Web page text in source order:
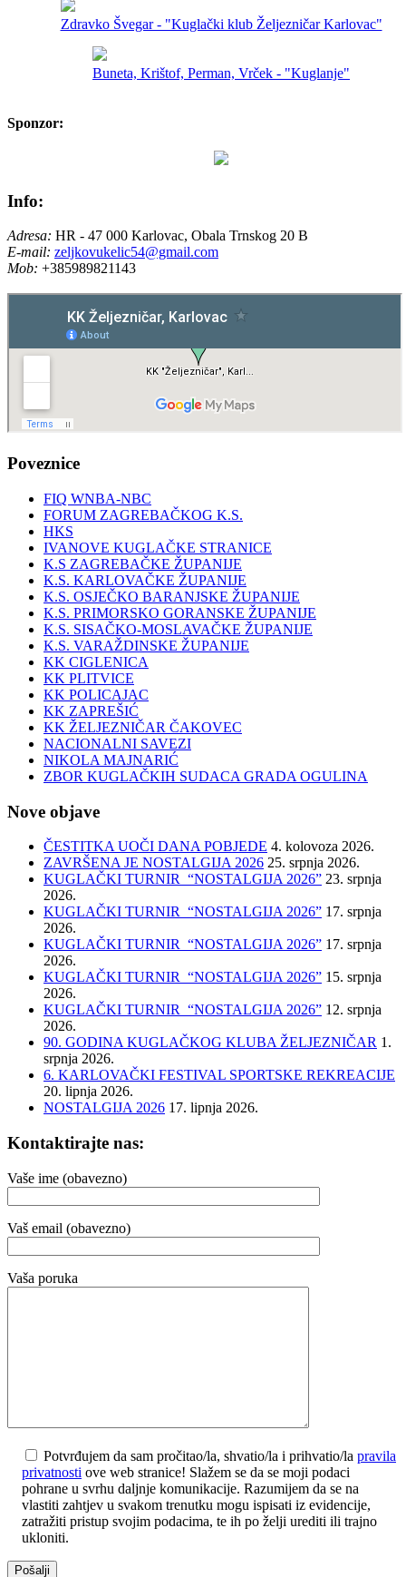
Zdravko Švegar - "Kuglački klub Željezničar Karlovac"
Buneta, Krištof, Perman, Vrček - "Kuglanje"
Sponzor:
Info:
Adresa: HR - 47 000 Karlovac, Obala Trnskog 20 B
E-mail: zeljkovukelic54@gmail.com
Mob: +385989821143
Poveznice
FIQ WNBA-NBC
FORUM ZAGREBAČKOG K.S.
HKS
IVANOVE KUGLAČKE STRANICE
K.S ZAGREBAČKE ŽUPANIJE
K.S. KARLOVAČKE ŽUPANIJE
K.S. OSJEČKO BARANJSKE ŽUPANIJE
K.S. PRIMORSKO GORANSKE ŽUPANIJE
K.S. SISAČKO-MOSLAVAČKE ŽUPANIJE
K.S. VARAŽDINSKE ŽUPANIJE
KK CIGLENICA
KK PLITVICE
KK POLICAJAC
KK ZAPREŠIĆ
KK ŽELJEZNIČAR ČAKOVEC
NACIONALNI SAVEZI
NIKOLA MAJNARIĆ
ZBOR KUGLAČKIH SUDACA GRADA OGULINA
Nove objave
ČESTITKA UOČI DANA POBJEDE 4. kolovoza 2026.
ZAVRŠENA JE NOSTALGIJA 2026 25. srpnja 2026.
KUGLAČKI TURNIR “NOSTALGIJA 2026” 23. srpnja
2026.
KUGLAČKI TURNIR “NOSTALGIJA 2026” 17. srpnja
2026.
KUGLAČKI TURNIR “NOSTALGIJA 2026” 17. srpnja
2026.
KUGLAČKI TURNIR “NOSTALGIJA 2026” 15. srpnja
2026.
KUGLAČKI TURNIR “NOSTALGIJA 2026” 12. srpnja
2026.
90. GODINA KUGLAČKOG KLUBA ŽELJEZNIČAR 1.
srpnja 2026.
6. KARLOVAČKI FESTIVAL SPORTSKE REKREACIJE
20. lipnja 2026.
NOSTALGIJA 2026 17. lipnja 2026.
Kontaktirajte nas:
Vaše ime (obavezno)
Vaš email (obavezno)
Vaša poruka
Potvrđujem da sam pročitao/la, shvatio/la i prihvatio/la pravila
privatnosti ove web stranice! Slažem se da se moji podaci
pohrane u svrhu daljnje komunikacije. Razumijem da se na
vlastiti zahtjev u svakom trenutku mogu ispisati iz evidencije,
zatražiti pristup svojim podacima, te ih po želji urediti ili trajno
ukloniti.